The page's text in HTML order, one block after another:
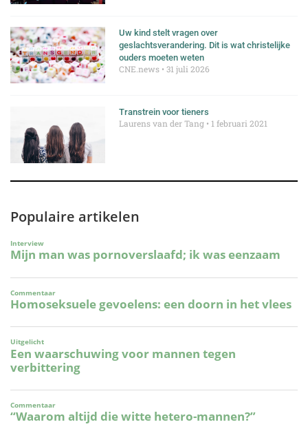
Uw kind stelt vragen over
geslachtsverandering. Dit is wat christelijke
ouders moeten weten
CNE.news 31 juli 2026
Transtrein voor tieners
Laurens van der Tang 1 februari 2021
Populaire artikelen